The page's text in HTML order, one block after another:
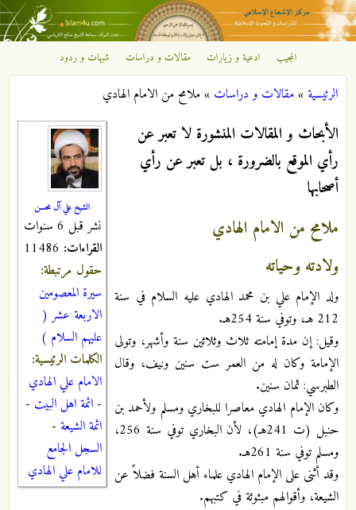
تجاوز إلى المحتوى الرئيسي
مركز
الإشعاع
الإسلامي
المجيب ادعية و زيارات مقالات و دراسات شبهات و ردود
أنت هنا
الرئيسية»مقالات و دراسات »ملامح من الامام الهادي
الشيخ علي آل محسن
نشر قبل 6 سنوات
القراءات:
حقول مرتبطة:
سيرة المعصومين
الاربعة عشر (
عليهم السلام )
الكلمات الرئيسية:
الامام علي الهادي
- ائمة اهل البيت -
ائمة الشيعة -
السجل الجامع
للامام علي الهادي
الأبحاث و المقالات المنشورة لا تعبر عن
رأي الموقع بالضرورة ، بل تعبر عن رأي
أصحابها
ملامح من الامام الهادي
ولادته وحياته
ولد الإمام علي بن محمد الهادي عليه السلام في سنة
212 هـ، وتوفي سنة 254هـ.
وقيل: إن مدة إمامته ثلاث وثلاثين سنة وأشهر، وتولى
الإمامة وكان له من العمر ست سنين ونيف، وقال
الطبرسي: ثمان سنين.
وكان الإمام الهادي معاصرا للبخاري ومسلم ولأحمد بن
حنبل (ت 241هـ)، لأن البخاري توفي سنة 256،
ومسلم توفي سنة 261هـ.
وقد أثنى على الإمام الهادي علماء أهل السنة فضلاً عن
الشيعة، وأقوالهم مبثوثة في كتبهم.